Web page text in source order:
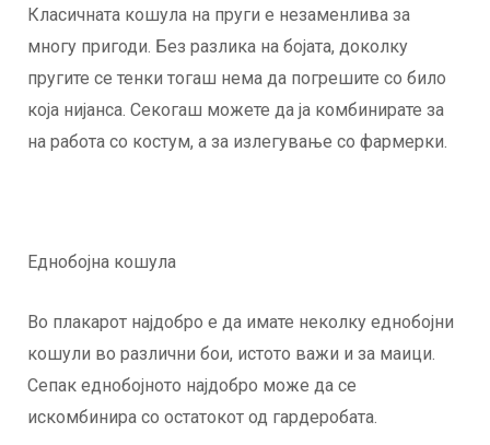
Класичната кошула на пруги е незаменлива за
многу пригоди. Без разлика на бојата, доколку
пругите се тенки тогаш нема да погрешите со било
која нијанса. Секогаш можете да ја комбинирате за
на работа со костум, а за излегување со фармерки.
Еднобојна кошула
Во плакарот најдобро е да имате неколку еднобојни
кошули во различни бои, истото важи и за маици.
Сепак еднобојното најдобро може да се
искомбинира со остатокот од гардеробата.